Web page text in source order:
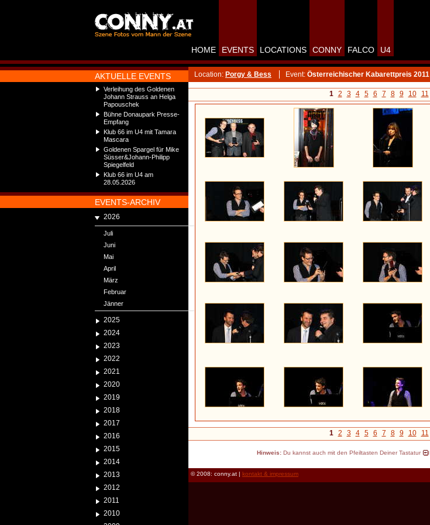
AKTUELLE EVENTS
Verleihung des Goldenen
Johann Strauss an Helga
Papouschek
Bühne Donaupark Presse-
Empfang
Klub 66 im U4 mit Tamara
Mascara
Goldenen Spargel für Mike
Süsser&Johann-Philipp
Spiegelfeld
Klub 66 im U4 am
28.05.2026
EVENTS-ARCHIV
2026
Juli
Juni
Mai
April
März
Februar
Jänner
2025
2024
2023
2022
2021
2020
2019
2018
2017
2016
2015
2014
2013
2012
2011
2010
HOME EVENTS LOCATIONS CONNY FALCO U4
Location: Porgy & Bess Event: Österreichischer Kabarettpreis 2011
1 2 3 4 5 6 7 8 9 10 11
1 2 3 4 5 6 7 8 9 10 11
Hinweis:Du kannst auch mit den Pfeiltasten Deiner Tastatur
© 2008: conny.at | kontakt & impressum